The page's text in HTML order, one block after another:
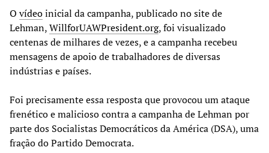
O vídeoinicial da campanha, publicado no site de
Lehman,WillforUAWPresident.org, foi visualizado
centenas de milhares de vezes, e a campanha recebeu
mensagens de apoio de trabalhadores de diversas
indústrias e países.
Foi precisamente essa resposta que provocou um ataque
frenético e malicioso contra a campanha de Lehman por
parte dos Socialistas Democráticos da América (DSA), uma
fração do Partido Democrata.